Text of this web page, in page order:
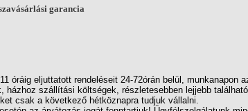
garancia
óráig eljuttatott rendeléseit 24-72órán belül, munkanapon
házhoz szállítási költségek, részletesebben lejjebb
csak a következő hétköznapra tudjuk vállalni.